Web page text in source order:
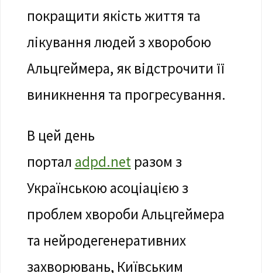
покращити якість життя та
лікування людей з хворобою
Альцгеймера, як відстрочити її
виникнення та прогресування.
В цей день
портал adpd.netразом з
Українською асоціацією з
проблем хвороби Альцгеймера
та нейродегенеративних
захворювань, Київським